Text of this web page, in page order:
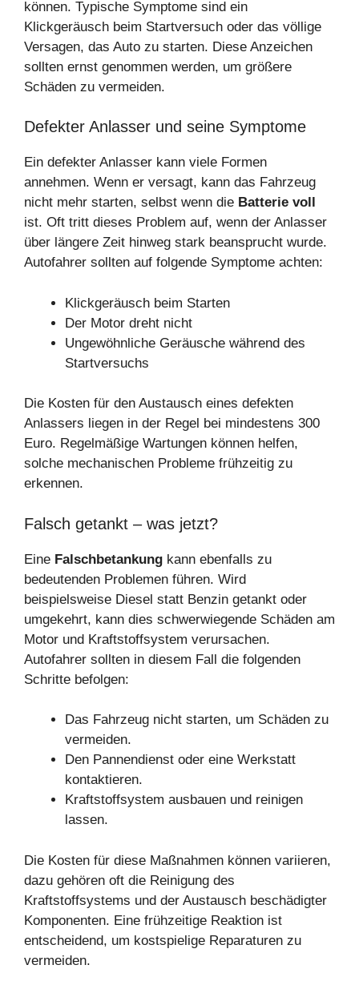
können. Typische Symptome sind ein
Klickgeräusch beim Startversuch oder das völlige
Versagen, das Auto zu starten. Diese Anzeichen
sollten ernst genommen werden, um größere
Schäden zu vermeiden.
Defekter Anlasser und seine Symptome
Ein defekter Anlasser kann viele Formen
annehmen. Wenn er versagt, kann das Fahrzeug
nicht mehr starten, selbst wenn die Batterie voll
ist. Oft tritt dieses Problem auf, wenn der Anlasser
über längere Zeit hinweg stark beansprucht wurde.
Autofahrer sollten auf folgende Symptome achten:
Klickgeräusch beim Starten
Der Motor dreht nicht
Ungewöhnliche Geräusche während des
Startversuchs
Die Kosten für den Austausch eines defekten
Anlassers liegen in der Regel bei mindestens 300
Euro. Regelmäßige Wartungen können helfen,
solche mechanischen Probleme frühzeitig zu
erkennen.
Falsch getankt – was jetzt?
Eine Falschbetankung kann ebenfalls zu
bedeutenden Problemen führen. Wird
beispielsweise Diesel statt Benzin getankt oder
umgekehrt, kann dies schwerwiegende Schäden am
Motor und Kraftstoffsystem verursachen.
Autofahrer sollten in diesem Fall die folgenden
Schritte befolgen:
Das Fahrzeug nicht starten, um Schäden zu
vermeiden.
Den Pannendienst oder eine Werkstatt
kontaktieren.
Kraftstoffsystem ausbauen und reinigen
lassen.
Die Kosten für diese Maßnahmen können variieren,
dazu gehören oft die Reinigung des
Kraftstoffsystems und der Austausch beschädigter
Komponenten. Eine frühzeitige Reaktion ist
entscheidend, um kostspielige Reparaturen zu
vermeiden.